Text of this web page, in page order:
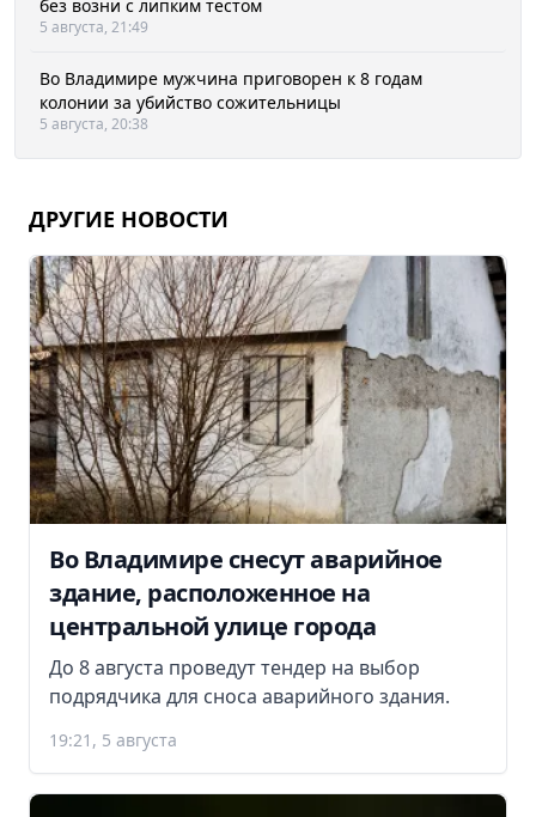
без возни с липким тестом
5 августа, 21:49
Во Владимире мужчина приговорен к 8 годам
колонии за убийство сожительницы
5 августа, 20:38
ДРУГИЕ НОВОСТИ
Во Владимире снесут аварийное
здание, расположенное на
центральной улице города
До 8 августа проведут тендер на выбор
подрядчика для сноса аварийного здания.
19:21, 5 августа